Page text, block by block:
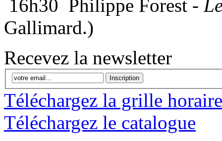
16h30 Philippe Forest -
Gallimard.)
Recevez la newsletter
Inscription
Téléchargez la grille horaire
Téléchargez le catalogue